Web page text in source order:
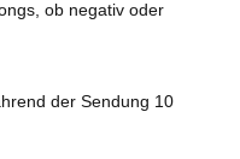
ob negativ oder
der Sendung 10